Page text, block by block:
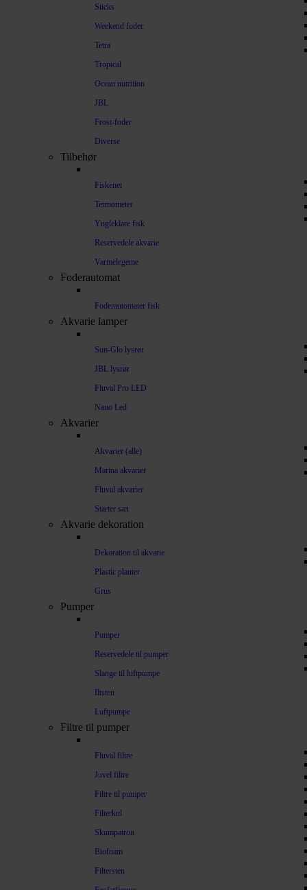
Sticks
Weekend foder
Tetra
Tropical
Ocean nutrition
JBL
Frost-foder
Diverse
Tilbehør
Fiskenet
Termometer
Yngleklare fisk
Reservedele akvarie
Varmelegeme
Foderautomat
Foderautomater fisk
Akvarie lamper
Sun-Glo lysrør
JBL lysrør
Fluval Pro LED
Nano Led
Akvarier
Akvarier (alle)
Marina akvarier
Fluval akvarier
Starter sæt
Akvarie dekoration
Dekoration til akvarie
Plastic planter
Grus
Pumper
Pumper
Reservedele til pumper
Slange til luftpumpe
Iltsten
Luftpumpe
Filtre til pumper
Fluval filtre
Juvel filtre
Filtre til pumper
Filterkul
Skumpatron
Biofoam
Filtersten